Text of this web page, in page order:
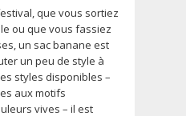
que vous sortiez
ou que vous fassiez
un sac banane est
un peu de style à
styles disponibles –
aux motifs
vives – il est